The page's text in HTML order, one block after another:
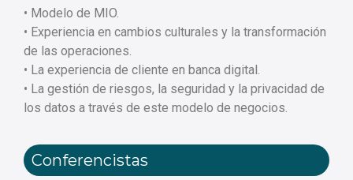
• Modelo de MIO.
• Experiencia en cambios culturales y la transformación
de las operaciones.
• La experiencia de cliente en banca digital.
• La gestión de riesgos, la seguridad y la privacidad de
los datos a través de este modelo de negocios.
Conferencistas